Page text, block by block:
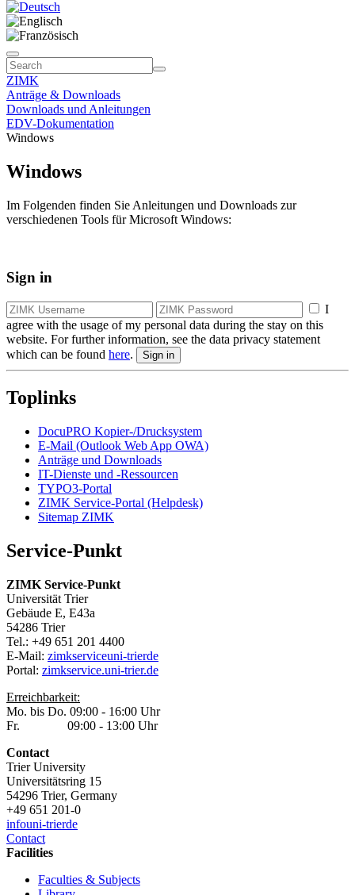
ZIMK
Anträge & Downloads
Downloads und Anleitungen
EDV-Dokumentation
Windows
Windows
Im Folgenden finden Sie Anleitungen und Downloads zur
verschiedenen Tools für Microsoft Windows:
Sign in
I
agree with the usage of my personal data during the stay on this
website. For further information, see the data privacy statement
which can be found here.
Toplinks
DocuPRO Kopier-/Drucksystem
E-Mail (Outlook Web App OWA)
Anträge und Downloads
IT-Dienste und -Ressourcen
TYPO3-Portal
ZIMK Service-Portal (Helpdesk)
Sitemap ZIMK
Service-Punkt
ZIMK Service-Punkt
Universität Trier
Gebäude E, E43a
54286 Trier
Tel.: +49 651 201 4400
E-Mail: zimkserviceuni-trierde
Portal: zimkservice.uni-trier.de
Erreichbarkeit:
Mo. bis Do. 09:00 - 16:00 Uhr
Fr. 09:00 - 13:00 Uhr
Contact
Trier University
Universitätsring 15
54296 Trier, Germany
+49 651 201-0
infouni-trierde
Contact
Facilities
Faculties & Subjects